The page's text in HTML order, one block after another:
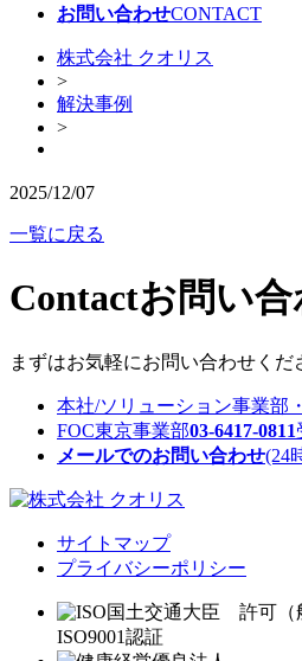
お問い合わせCONTACT
株式会社 クオリス
>
解決事例
>
2025/12/07
一覧に戻る
Contactお問い
まずはお気軽にお問い合わせくだ
本社/ソリューション事業部
FOC東京事業部03-6417-0811
メールでのお問い合わせ(24
サイトマップ
プライバシーポリシー
国土交通大臣 許可（
ISO9001認証